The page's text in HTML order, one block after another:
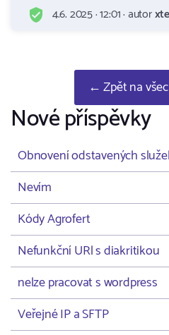
4.6. 2025 · 12:01 · autor
← Zpět na
Nové příspěvky
Obnovení odstavených
Nevím
Kódy Agrofert
Nefunkční URl s diakritikou
nelze pracovat s wordpress
Veřejné IP a SFTP